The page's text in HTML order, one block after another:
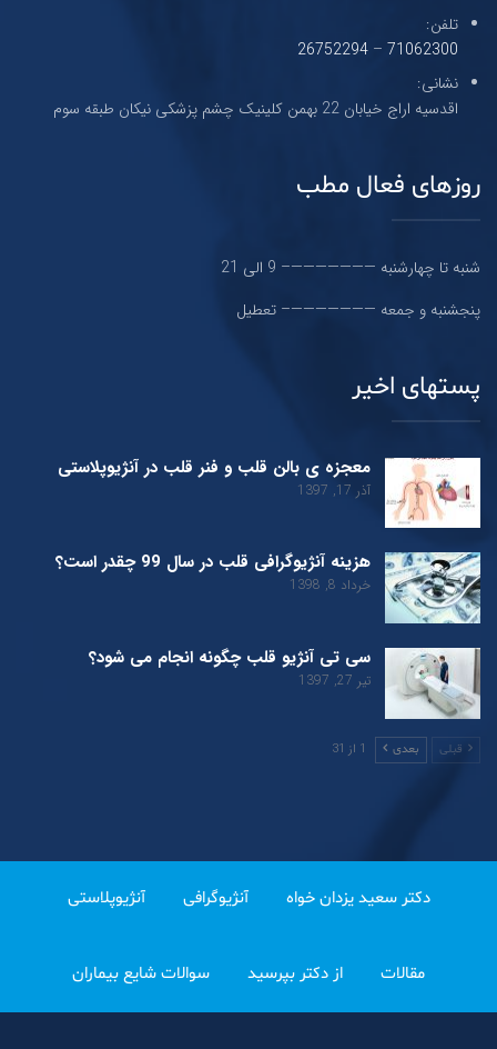
تلفن:
71062300
–
26752294
نشانی:
اقدسیه اراج خیابان 22 بهمن کلینیک چشم پزشکی نیکان طبقه سوم
روزهای فعال مطب
شنبه تا چهارشنبه ———————– 9 الی 21
پنجشنبه و جمعه ———————– تعطیل
پستهای اخیر
معجزه ی بالن قلب و فنر قلب در آنژیوپلاستی
آذر 17, 1397
هزینه آنژیوگرافی قلب در سال 99 چقدر است؟
خرداد 8, 1398
سی تی آنژیو قلب چگونه انجام می شود؟
تیر 27, 1397
قبلی بعدی 1 از 31
دکتر سعید یزدان خواه آنژیوگرافی آنژیوپلاستی
مقالات از دکتر بپرسید سوالات شایع بیماران